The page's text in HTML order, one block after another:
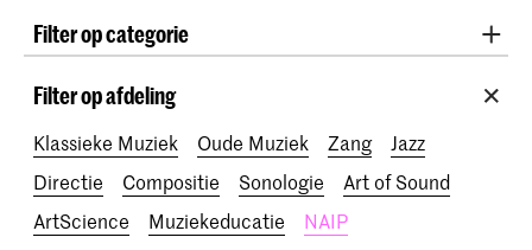
Filter op categorie
Lunchconcerten
School voor Jong Talent
RCR label
Apply-now
Awards
Interview IN.TUNE 200 jaar
Filter op afdeling
Klassieke Muziek Oude Muziek Zang
Jazz
Directie
Compositie Sonologie
Art of Sound
ArtScience
Muziekeducatie
NAIP